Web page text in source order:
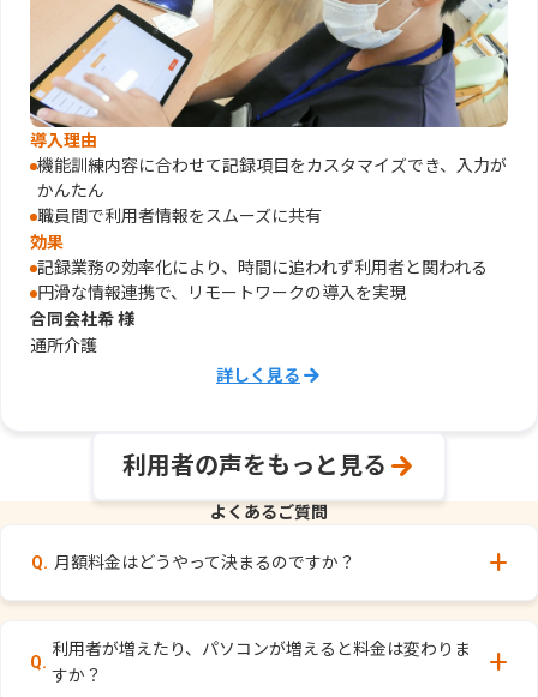
導入理由
機能訓練内容に合わせて記録項目をカスタマイズでき、入力が
かんたん
職員間で利用者情報をスムーズに共有
効果
記録業務の効率化により、時間に追われず利用者と関われる
円滑な情報連携で、リモートワークの導入を実現
合同会社希 様
通所介護
利用者の声をもっと見る
よくあるご質問
月額料金はどうやって決まるのですか？
利用者が増えたり、パソコンが増えると料金は変わりま
すか？